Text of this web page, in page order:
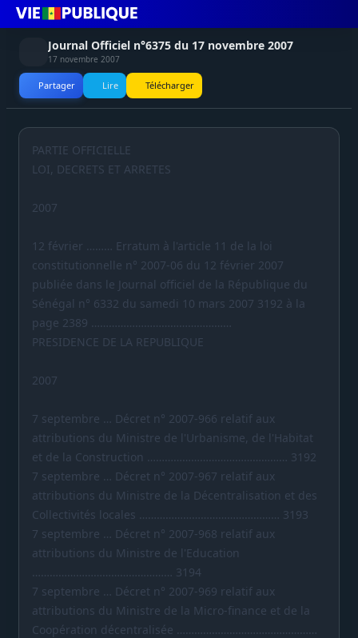
Journal Officiel n°6375 du 17 novembre 2007
17 novembre 2007
Partager Lire Télécharger
PARTIE OFFICIELLE
LOI, DECRETS ET ARRETES
2007
12 février ……… Erratum à l'article 11 de la loi
constitutionnelle n° 2007-06 du 12 février 2007
publiée dans le Journal officiel de la République du
Sénégal n° 6332 du samedi 10 mars 2007 3192 à la
page 2389 …………………………………………
PRESIDENCE DE LA REPUBLIQUE
2007
7 septembre … Décret n° 2007-966 relatif aux
attributions du Ministre de l'Urbanisme, de l'Habitat
et de la Construction ………………………………………… 3192
7 septembre … Décret n° 2007-967 relatif aux
attributions du Ministre de la Décentralisation et des
Collectivités locales ………………………………………… 3193
7 septembre … Décret n° 2007-968 relatif aux
attributions du Ministre de l'Education
………………………………………… 3194
7 septembre … Décret n° 2007-969 relatif aux
attributions du Ministre de la Micro-finance et de la
Coopération décentralisée …………………………………………